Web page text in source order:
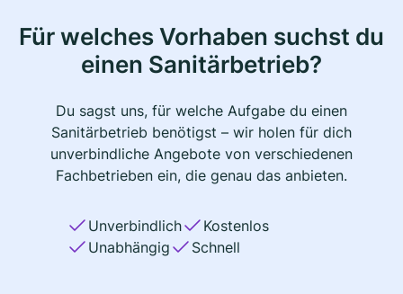
Für welches Vorhaben suchst du
einen Sanitärbetrieb?
Du sagst uns, für welche Aufgabe du einen
Sanitärbetrieb benötigst – wir holen für dich
unverbindliche Angebote von verschiedenen
Fachbetrieben ein, die genau das anbieten.
Unverbindlich
Kostenlos
Unabhängig
Schnell